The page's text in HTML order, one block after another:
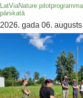
LatViaNature
pārskatā
2026. gada 06. augusts